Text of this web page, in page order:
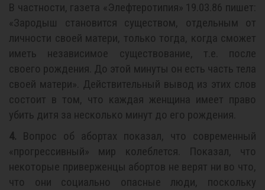
В частности, газета «Элефтеротипия» 19.03.86 пишет:
«Зародыш становится существом, отдельным от
личности своей матери, только тогда, когда сможет
иметь независимое существование, т.е. после
своего рождения. До этой минуты он есть часть тела
своей матери». Действительный вывод из этих слов
состоит в том, что каждая женщина имеет право
убить дитя за несколько минут до его рождения.
4. Вопрос об абортах показал, что современный
«прогрессивный» мир колеблется. Показал, что
некоторые приверженцы абортов не верят ни во что,
что они социально опасные люди, поскольку